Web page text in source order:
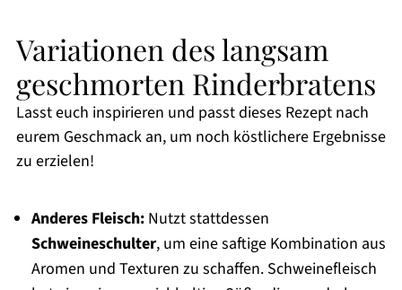
Variationen des langsam
geschmorten Rinderbratens
Lasst euch inspirieren und passt dieses Rezept nach
eurem Geschmack an, um noch köstlichere Ergebnisse
zu erzielen!
Anderes Fleisch:Nutzt stattdessen
Schweineschulter, um eine saftige Kombination aus
Aromen und Texturen zu schaffen. Schweinefleisch